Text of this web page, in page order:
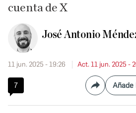
cuenta de X
José Antonio
11 jun. 2025 - 19:26 Act. 11 jun. 2025 -
7 Compartir
Añade